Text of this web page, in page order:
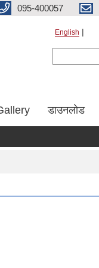
095-400057
English
डाउनलाेड